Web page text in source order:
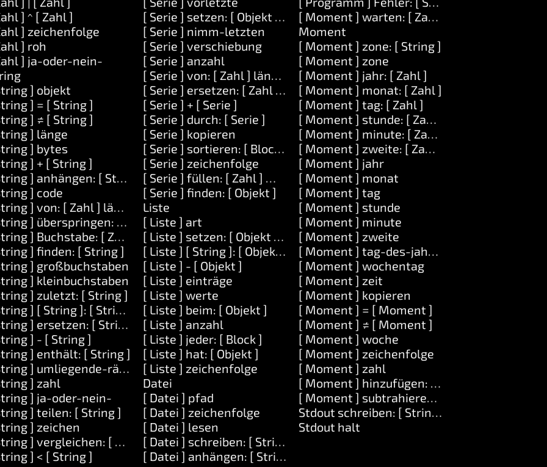
[ String ] und: [ String ]
[ String ]
]
]
]
] oder: [ Objekt ]
]
Nein ]
]
]
] ^ [ Zahl ]
] zeichenfolge
] roh
] ja-oder-nein-
] objekt
] = [ String ]
] ≠ [ String ]
] länge
] bytes
] + [ String ]
] anhängen: [ String ]
] code
] von: [ Zahl ] länge: [ Zahl ]
] überspringen: [ Zahl ]
] Buchstabe: [ Zahl ]
] finden: [ String ]
] großbuchstaben
] kleinbuchstaben
] zuletzt: [ String ]
] [ String ]: [ String ]
] ersetzen: [ String ] mit: [ String ]
] - [ String ]
] enthält: [ String ]
] umliegende-räume-entfernen
] zahl
] ja-oder-nein-
] teilen: [ String ]
] zeichen
] vergleichen: [ String ]
] < [ String ]
[ Serie ] setzen: [ Objekt ] auf: [ Zahl ]
[ Serie ] nimm-letzten
[ Serie ] verschiebung
[ Serie ] anzahl
[ Serie ] von: [ Zahl ] länge: [ Zahl ]
[ Serie ] ersetzen: [ Zahl ] länge: [ Zahl ] durch: [ Serie ]
[ Serie ] + [ Serie ]
[ Serie ] durch: [ Serie ]
[ Serie ] kopieren
[ Serie ] sortieren: [ Block ]
[ Serie ] zeichenfolge
[ Serie ] füllen: [ Zahl ] mit: [ Objekt ]
[ Serie ] finden: [ Objekt ]
Liste
[ Liste ] art
[ Liste ] setzen: [ Objekt ] auf: [ Objekt ]
[ Liste ] [ String ]: [ Objekt ]
[ Liste ] - [ Objekt ]
[ Liste ] einträge
[ Liste ] werte
[ Liste ] beim: [ Objekt ]
[ Liste ] anzahl
[ Liste ] jeder: [ Block ]
[ Liste ] hat: [ Objekt ]
[ Liste ] zeichenfolge
Datei
[ Datei ] pfad
[ Datei ] zeichenfolge
[ Datei ] lesen
[ Datei ] schreiben: [ String ]
[ Datei ] anhängen: [ String ]
[ Moment ] warten: [ Zahl ]
Moment
[ Moment ] zone: [ String ]
[ Moment ] zone
[ Moment ] jahr: [ Zahl ]
[ Moment ] monat: [ Zahl ]
[ Moment ] tag: [ Zahl ]
[ Moment ] stunde: [ Zahl ]
[ Moment ] minute: [ Zahl ]
[ Moment ] zweite: [ Zahl ]
[ Moment ] jahr
[ Moment ] monat
[ Moment ] tag
[ Moment ] stunde
[ Moment ] minute
[ Moment ] zweite
[ Moment ] tag-des-jahres
[ Moment ] wochentag
[ Moment ] zeit
[ Moment ] kopieren
[ Moment ] = [ Moment ]
[ Moment ] ≠ [ Moment ]
[ Moment ] woche
[ Moment ] zeichenfolge
[ Moment ] zahl
[ Moment ] hinzufügen: [ Zahl ]
[ Moment ] subtrahieren: [ Zahl ]
Stdout schreiben: [ String ]
Stdout halt